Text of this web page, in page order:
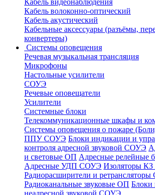
Кабель видеонаблюдения
Кабель волоконно-оптический
Кабель акустический
Кабельные аксессуары (разъёмы,
конвертеры)
Системы оповещения
Речевая музыкальная трансляция
Микрофоны
Настольные усилители
СОУЭ
Речевые оповещатели
Усилители
Системные блоки
Телекоммуникационные шкафы и
Системы оповещения о пожаре
ППУ СОУЭ Блоки индикации и
контроля адресной звуковой СОУЭ
и световые ОП Адресные релейные
Адресные УДП СОУЭ Изоляторы
Радиорасширители и
Радиоканальные звуковые ОП Блоки
неадресной звуковой СОУЭ